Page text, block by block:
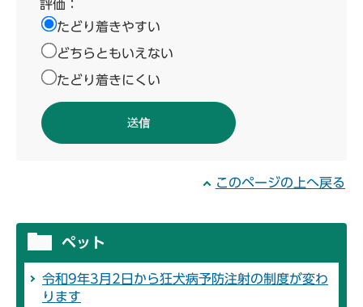
評価：
たどり着きやすい
どちらともいえない
たどり着きにくい
このページの上へ戻る
ペット
令和9年3月2日から狂犬病予防注射の制度が変わ
ります